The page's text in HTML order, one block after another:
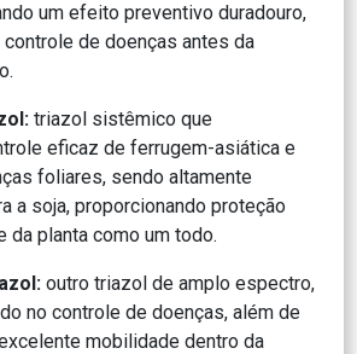
um efeito preventivo duradouro,
controle de doenças antes da
triazol sistêmico que
eficaz de ferrugem-asiática e
foliares, sendo altamente
a soja, proporcionando proteção
da planta como um todo.
outro triazol de amplo espectro,
no controle de doenças, além de
mobilidade dentro da